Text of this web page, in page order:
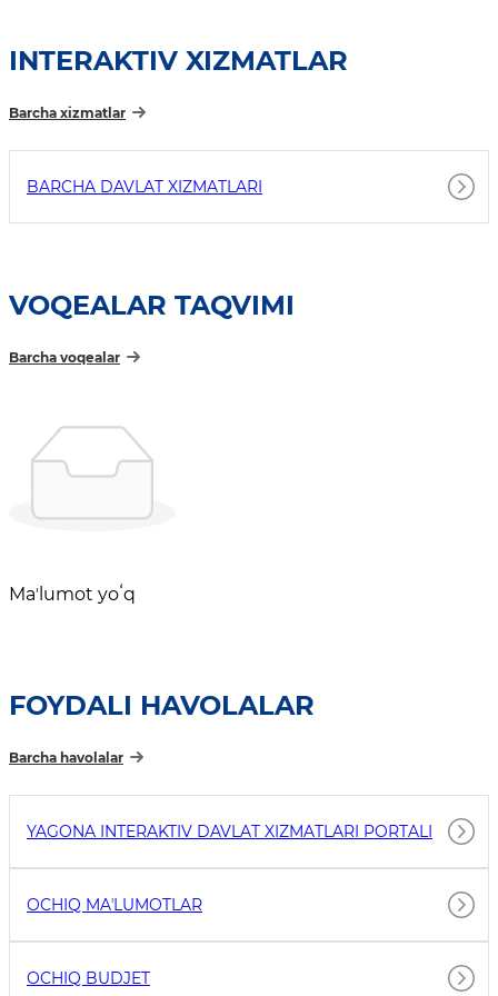
INTERAKTIV XIZMATLAR
Barcha xizmatlar
BARCHA DAVLAT XIZMATLARI
VOQEALAR TAQVIMI
Barcha voqealar
Maʼlumot yoʻq
FOYDALI HAVOLALAR
Barcha havolalar
YAGONA INTERAKTIV DAVLAT XIZMATLARI PORTALI
OCHIQ MAʼLUMOTLAR
OCHIQ BUDJET